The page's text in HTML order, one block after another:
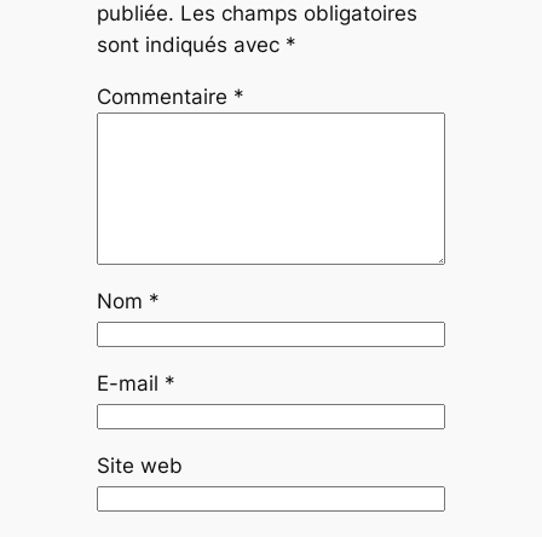
publiée. Les champs obligatoires
sont indiqués avec *
Commentaire *
Nom *
E-mail *
Site web